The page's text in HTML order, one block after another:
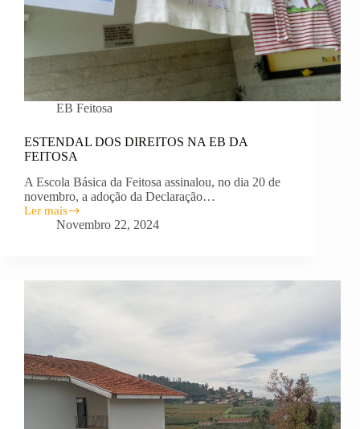
EB Feitosa
ESTENDAL DOS DIREITOS NA EB DA
FEITOSA
A Escola Básica da Feitosa assinalou, no dia 20 de
novembro, a adoção da Declaração…
Ler mais
ESTENDAL
DA
Novembro 22, 2024